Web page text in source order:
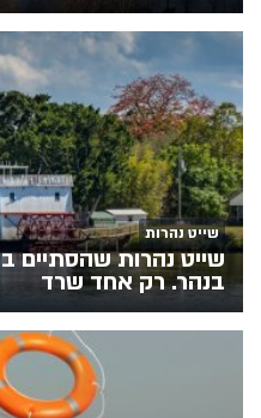
שייט נהרות
שייט נהרות שהסתיים
בנהר. רק אחד שרד